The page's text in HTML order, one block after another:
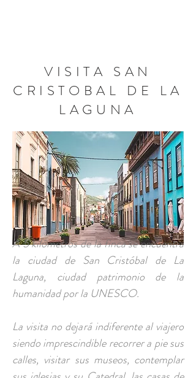
VISITA SAN
CRISTOBAL DE LA
LAGUNA
A 5 kilómetros de la finca se encuentra
la ciudad de San Cristóbal de La
Laguna, ciudad patrimonio de la
humanidad por la UNESCO.
La visita no dejará indiferente al viajero
siendo imprescindible recorrer a pie sus
calles, visitar sus museos, contemplar